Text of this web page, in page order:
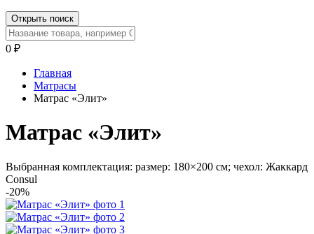
Открыть поиск
0 ₽
Главная
Матрасы
Матрас «Элит»
Матрас «Элит»
Выбранная комплектация: размер: 180×200 см; чехол: Жаккард
Consul
-20%